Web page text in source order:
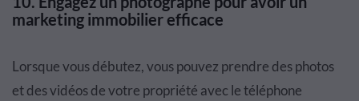
marketing immobilier efficace
Lorsque vous débutez, vous pouvez prendre des photos
et des vidéos de votre propriété avec le téléphone